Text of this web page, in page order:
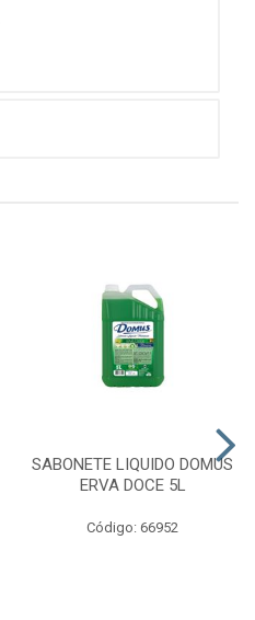
SABONETE LIQUIDO DOMUS
ERVA DOCE 5L
Código: 66952